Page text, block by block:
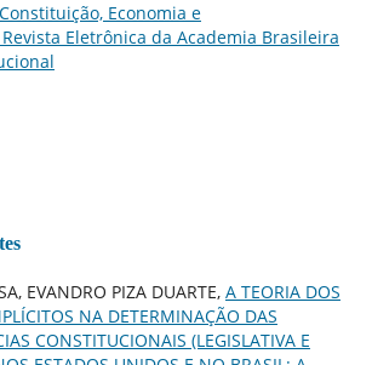
Economia e
Eletrônica da Academia Brasileira
EVANDRO PIZA DUARTE, A TEORIA DOS
NA DETERMINAÇÃO DAS
CONSTITUCIONAIS (LEGISLATIVA E